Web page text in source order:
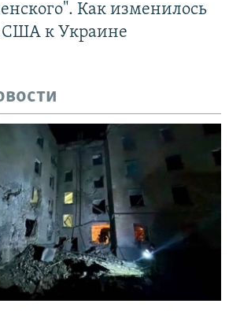
Как изменилось
к Украине